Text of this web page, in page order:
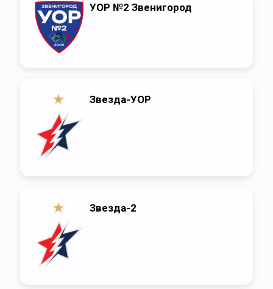
УОР №2 Звенигород
Звезда-УОР
Звезда-2